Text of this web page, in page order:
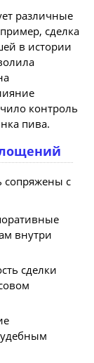
различные
сделка
в истории
контроль
пива.
сопряжены с
внутри
сделки